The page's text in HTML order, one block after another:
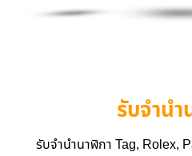
รับจำนำ
รับจำนำนาฬิกา Tag, Rolex,